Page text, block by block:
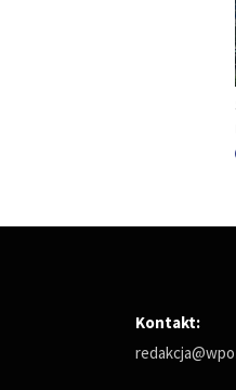
Kontakt: